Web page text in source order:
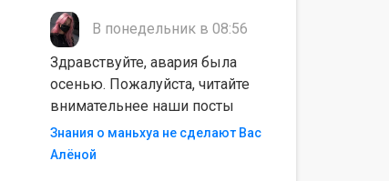
В понедельник в 08:56
Здравствуйте, авария была
осенью. Пожалуйста, читайте
внимательнее наши посты
Знания о маньхуа не сделают Вас
Алëной